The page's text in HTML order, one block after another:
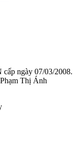
ngày 07/03/2008.
Thị Ánh